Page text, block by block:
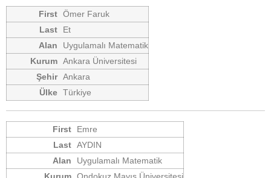
Ömer Faruk
Et
Uygulamalı Matematik
Ankara Üniversitesi
Ankara
Türkiye
Emre
AYDIN
Uygulamalı Matematik